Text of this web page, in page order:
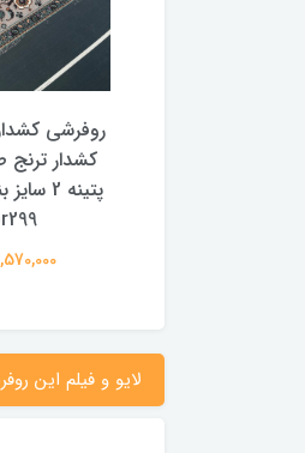
روفرشی
کشدار
پتینه سایز
Rtor301 (با فیلم)
2,570,000
لایو و فیلم این